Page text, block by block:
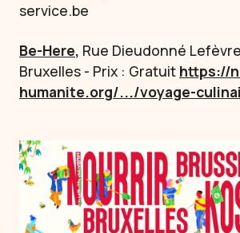
service.be
Be-Here, Rue Dieudonné
Bruxelles - Prix : Gratuit https://
humanite.org/.../voyage-